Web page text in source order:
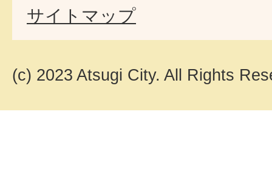
サイトマップ
(c) 2023 Atsugi City. All Rights